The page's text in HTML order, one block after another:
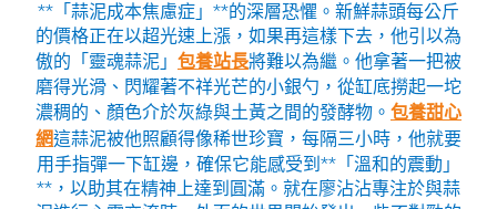
**「蒜泥成本焦慮症」**的深層恐懼。新鮮蒜頭每公斤
的價格正在以超光速上漲，如果再這樣下去，他引以為
傲的「靈魂蒜泥」 包養站長將難以為繼。他拿著一把被
磨得光滑、閃耀著不祥光芒的小銀勺，從缸底撈起一坨
濃稠的、顏色介於灰綠與土黃之間的發酵物。 包養甜心
網這蒜泥被他照顧得像稀世珍寶，每隔三小時，他就要
用手指彈一下缸邊，確保它能感受到**「溫和的震動」
**，以助其在精神上達到圓滿。就在廖沾沾專注於與蒜